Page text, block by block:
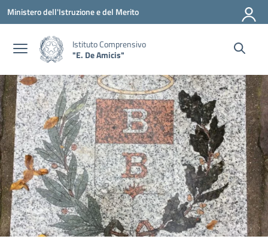
Vai ai contenuti
Vai al menu di navigazione
Vai al footer
Ministero dell'Istruzione e del Merito
Istituto Comprensivo
"E. De Amicis"